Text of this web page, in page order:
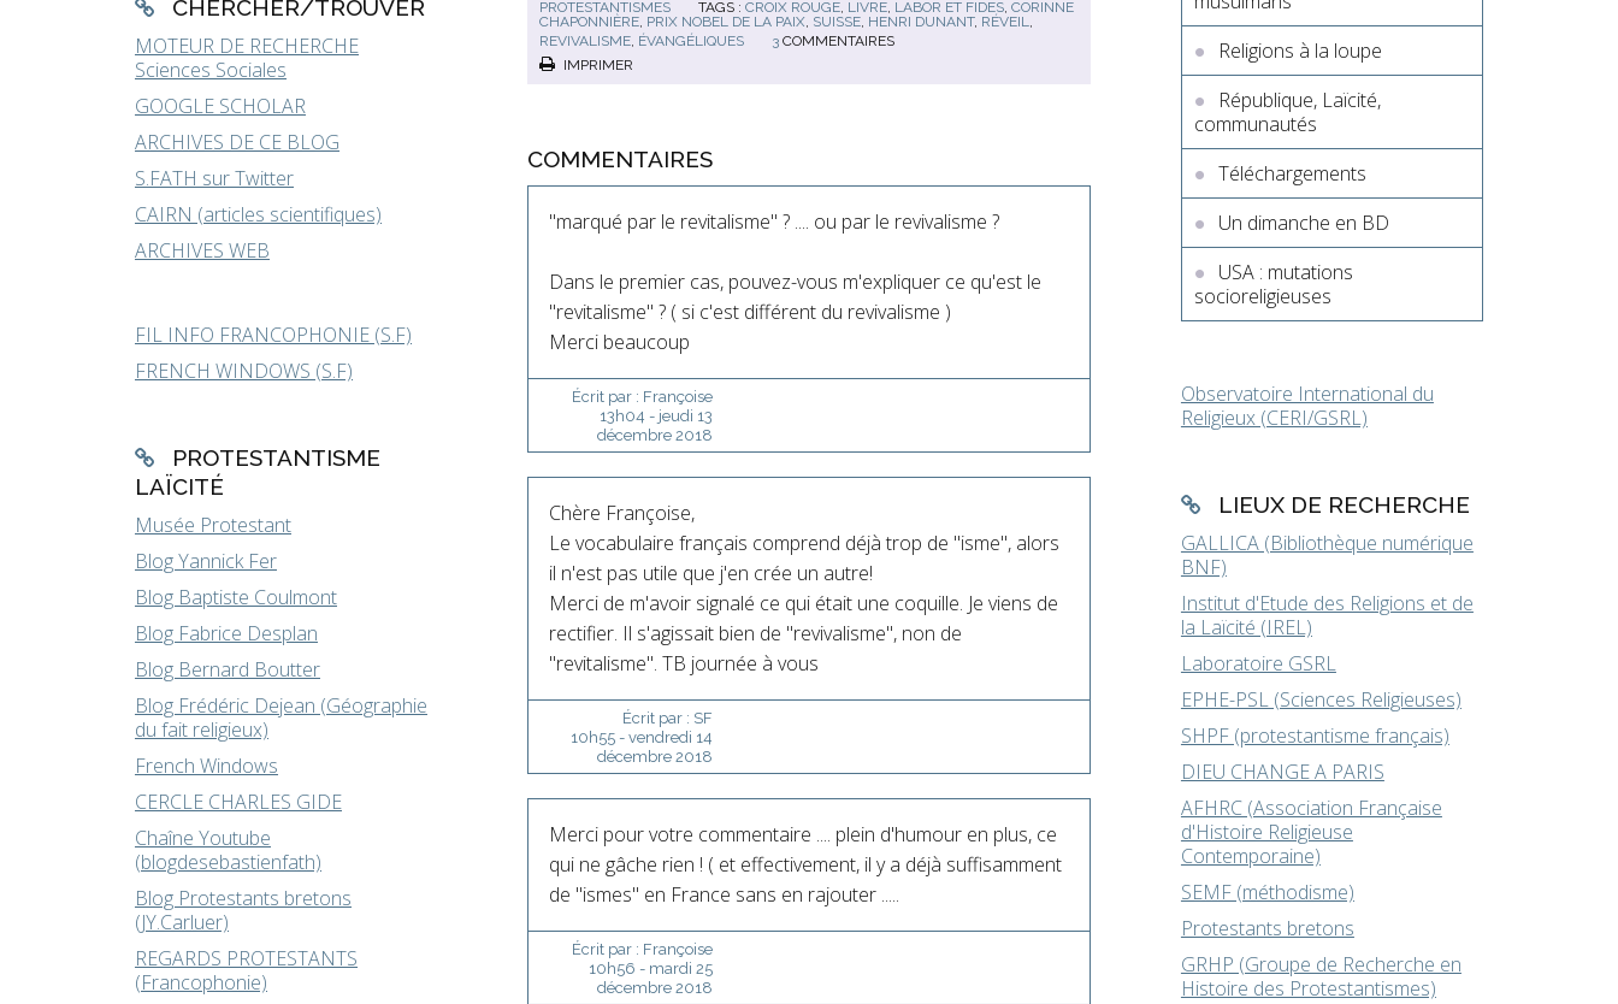
CHERCHER/TROUVER
MOTEUR DE RECHERCHE
Sciences Sociales
GOOGLE SCHOLAR
ARCHIVES DE CE BLOG
S.FATH sur Twitter
CAIRN (articles scientifiques)
ARCHIVES WEB
FIL INFO FRANCOPHONIE (S.F)
FRENCH WINDOWS (S.F)
PROTESTANTISME
LAÏCITÉ
Musée Protestant
Blog Yannick Fer
Blog Baptiste Coulmont
Blog Fabrice Desplan
Blog Bernard Boutter
Blog Frédéric Dejean (Géographie
du fait religieux)
French Windows
CERCLE CHARLES GIDE
Chaîne Youtube
(blogdesebastienfath)
Blog Protestants bretons
(JY.Carluer)
REGARDS PROTESTANTS
(Francophonie)
PROTESTANTISMES
TAGS : CROIX ROUGE, LIVRE, LABOR ET FIDES, CORINNE
CHAPONNIÈRE, PRIX NOBEL DE LA PAIX, SUISSE, HENRI DUNANT, RÉVEIL
REVIVALISME, ÉVANGÉLIQUES 3 COMMENTAIRES
IMPRIMER
COMMENTAIRES
"marqué par le revitalisme" ? .... ou par le revivalisme ?
Dans le premier cas, pouvez-vous m'expliquer ce qu'est le
"revitalisme" ? ( si c'est différent du revivalisme )
Merci beaucoup
Écrit par : Françoise
13h04 - jeudi 13
décembre 2018
Chère Françoise,
Le vocabulaire français comprend déjà trop de "isme", alors
il n'est pas utile que j'en crée un autre!
Merci de m'avoir signalé ce qui était une coquille. Je viens de
rectifier. Il s'agissait bien de "revivalisme", non de
"revitalisme". TB journée à vous
Écrit par : SF
10h55- vendredi 14
décembre 2018
Merci pour votre commentaire .... plein d'humour en plus, ce
qui ne gâche rien ! ( et effectivement, il y a déjà suffisamment
de "ismes" en France sans en rajouter .....
Écrit par : Françoise
10h56 - mardi 25
décembre 2018
Religions à la loupe
République, Laïcité,
communautés
Téléchargements
Un dimanche en BD
USA : mutations
socioreligieuses
Observatoire International du
Religieux (CERI/GSRL)
LIEUX DE RECHERCHE
GALLICA (Bibliothèque numérique
BNF)
Institut d'Etude des Religions et de
la Laïcité (IREL)
Laboratoire GSRL
EPHE-PSL (Sciences Religieuses)
SHPF (protestantisme français)
DIEU CHANGE A PARIS
AFHRC (Association Française
d'Histoire Religieuse
Contemporaine)
SEMF (méthodisme)
Protestants bretons
GRHP (Groupe de Recherche en
Histoire des Protestantismes)